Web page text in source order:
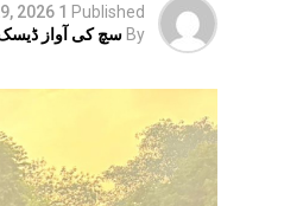
Published
1 month ago
2026
By سچ کی آواز